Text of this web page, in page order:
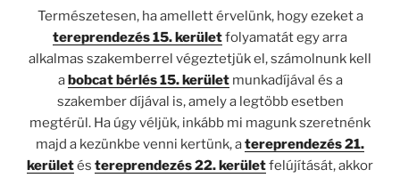
Természetesen, ha amellett érvelünk, hogy ezeket a
tereprendezés 15. kerületfolyamatát egy arra
alkalmas szakemberrel végeztetjük el, számolnunk kell
abobcat bérlés 15. kerületmunkadíjával és a
szakember díjával is, amely a legtöbb esetben
megtérül. Ha úgy véljük, inkább mi magunk szeretnénk
majd a kezünkbe venni kertünk, atereprendezés 21.
kerületés tereprendezés 22. kerületfelújítását, akkor